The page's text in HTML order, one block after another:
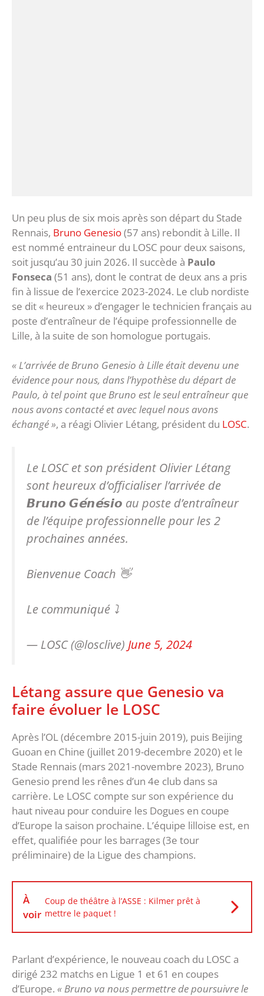
Un peu plus de six mois après son départ du Stade
Rennais, Bruno Genesio(57 ans) rebondit à Lille. Il
est nommé entraineur du LOSC pour deux saisons,
soit jusqu’au 30 juin 2026. Il succède à Paulo
Fonseca (51 ans), dont le contrat de deux ans a pris
fin à lissue de l’exercice 2023-2024. Le club nordiste
se dit « heureux » d’engager le technicien français au
poste d’entraîneur de l’équipe professionnelle de
Lille, à la suite de son homologue portugais.
« L’arrivée de Bruno Genesio à Lille était devenu une
évidence pour nous, dans l’hypothèse du départ de
Paulo, à tel point que Bruno est le seul entraîneur que
nous avons contacté et avec lequel nous avons
échangé », a réagi Olivier Létang, président du LOSC.
Le LOSC et son président Olivier Létang
sont heureux d’officialiser l’arrivée de
𝘽𝙧𝙪𝙣𝙤 𝙂𝗲́𝙣𝗲́𝙨𝙞𝙤 au poste d’entraîneur
de l’équipe professionnelle pour les 2
prochaines années.
Bienvenue Coach 👋
Le communiqué ⤵️
— LOSC (@losclive) June 5, 2024
Létang assure que Genesio va
faire évoluer le LOSC
Après l’OL (décembre 2015-juin 2019), puis Beijing
Guoan en Chine (juillet 2019-decembre 2020) et le
Stade Rennais (mars 2021-novembre 2023), Bruno
Genesio prend les rênes d’un 4e club dans sa
carrière. Le LOSC compte sur son expérience du
haut niveau pour conduire les Dogues en coupe
d’Europe la saison prochaine. L’équipe lilloise est, en
effet, qualifiée pour les barrages (3e tour
préliminaire) de la Ligue des champions.
À
voir
Coup de théâtre à l’ASSE : Kilmer prêt à
mettre le paquet !
Parlant d’expérience, le nouveau coach du LOSC a
dirigé 232 matchs en Ligue 1 et 61 en coupes
d’Europe. « Bruno va nous permettre de poursuivre le